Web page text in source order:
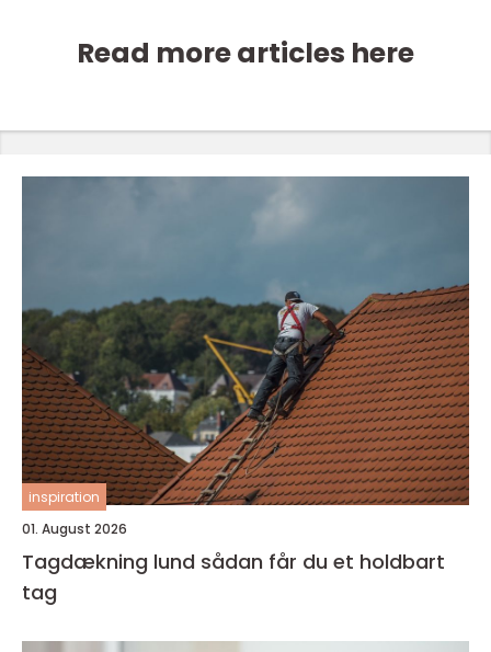
Read more articles here
inspiration
01. August 2026
Tagdækning lund sådan får du et holdbart
tag